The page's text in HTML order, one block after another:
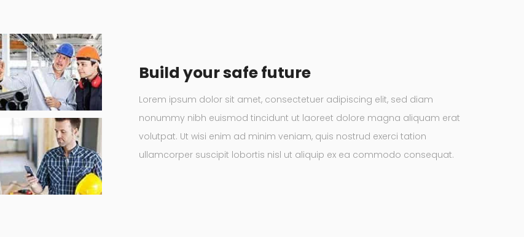
Build your safe future
Lorem ipsum dolor sit amet, consectetuer adipiscing elit, sed diam
nonummy nibh euismod tincidunt ut laoreet dolore magna aliquam erat
volutpat. Ut wisi enim ad minim veniam, quis nostrud exerci tation
ullamcorper suscipit lobortis nisl ut aliquip ex ea commodo consequat.